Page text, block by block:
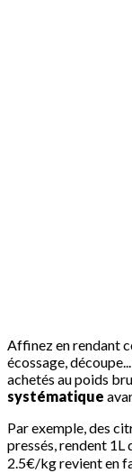
Affinez en rendant
écossage,
achetés au poids
systématique
Par exemple, des
pressés, rendent
2.5€/kg revient en